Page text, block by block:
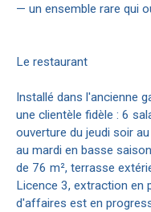
— un ensemble rare qui
Le restaurant
Installé dans l'ancienne
une clientèle fidèle : 6
ouverture du jeudi soir
au mardi en basse
de 76 m², terrasse
Licence 3, extraction en
d'affaires est en